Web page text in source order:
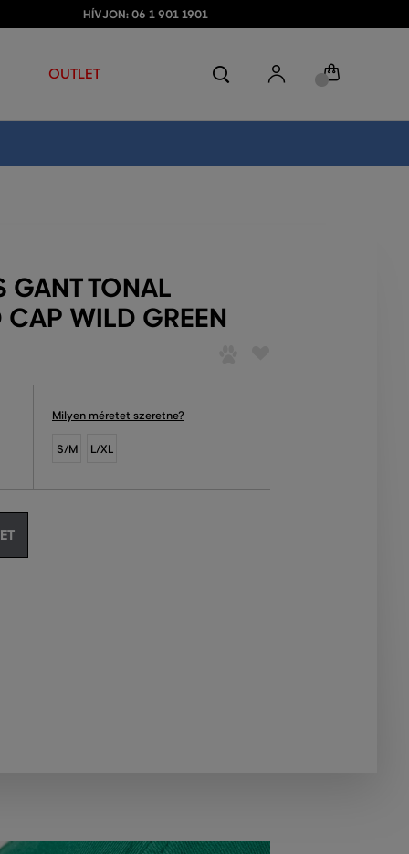
HÍVJON: 06 1 901 1901
OUTLET
GANT TONAL
WILD GREEN
Milyen méretet szeretne?
S/M L/XL